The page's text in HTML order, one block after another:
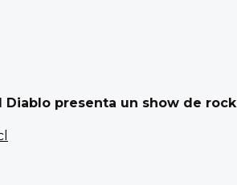
Diablo presenta un show de rock